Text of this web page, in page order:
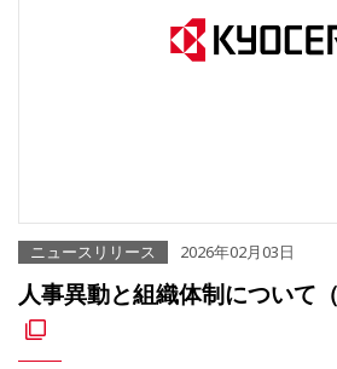
ニュースリリース 2026年02月03日
人事異動と組織体制について